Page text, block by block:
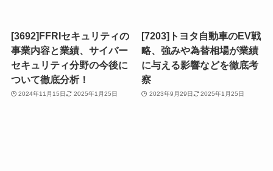
[3692]FFRIセキュリティの
事業内容と業績、サイバー
セキュリティ分野の今後に
ついて徹底分析！
2024年11月15日 2025年1月25日
[7203]トヨタ自動車のEV戦
略、強みや為替相場が業績
に与える影響などを徹底考
察
2023年9月29日 2025年1月25日